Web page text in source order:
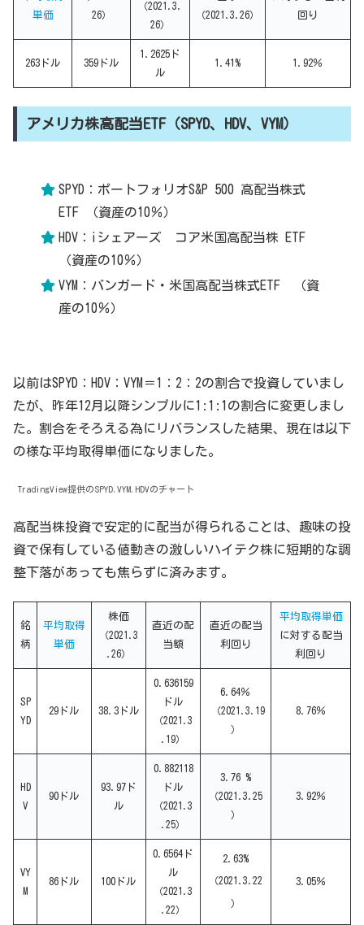
単価
26）
（2021.3.
26）
（2021.3.26）
回り
263ドル 359ドル
1.2625ド
ル
1.41% 1.92％
アメリカ株高配当ETF（SPYD、HDV、VYM）
SPYD：ポートフォリオS&P 500 高配当株式
ETF （資産の10％）
HDV：iシェアーズ コア米国高配当株 ETF
（資産の10％）
VYM：バンガード・米国高配当株式ETF （資
産の10％）
以前はSPYD：HDV：VYM＝1：2：2の割合で投資していまし
たが、昨年12月以降シンプルに1:1:1の割合に変更しまし
た。割合をそろえる為にリバランスした結果、現在は以下
の様な平均取得単価になりました。
TradingView提供のSPYD.VYM.HDVのチャート
高配当株投資で安定的に配当が得られることは、趣味の投
資で保有している値動きの激しいハイテク株に短期的な調
整下落があっても焦らずに済みます。
銘
柄
平均取得
単価
株価
（2021.3
.26）
直近の配
当額
直近の配当
利回り
平均取得単価
に対する配当
利回り
SP
YD
29ドル 38.3ドル
0.636159
ドル
（2021.3
.19）
6.64％
（2021.3.19
）
8.76％
HD
V
90ドル
93.97ド
ル
0.882118
ドル
（2021.3
.25）
3.76 %
（2021.3.25
）
3.92％
VY
M
86ドル 100ドル
0.6564ド
ル
（2021.3
.22）
2.63%
（2021.3.22
）
3.05％